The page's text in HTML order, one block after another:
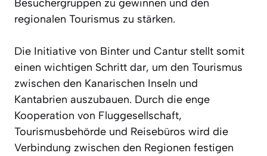
Besuchergruppen zu gewinnen und den
regionalen Tourismus zu stärken.
Die Initiative von Binter und Cantur stellt somit
einen wichtigen Schritt dar, um den Tourismus
zwischen den Kanarischen Inseln und
Kantabrien auszubauen. Durch die enge
Kooperation von Fluggesellschaft,
Tourismusbehörde und Reisebüros wird die
Verbindung zwischen den Regionen festigen